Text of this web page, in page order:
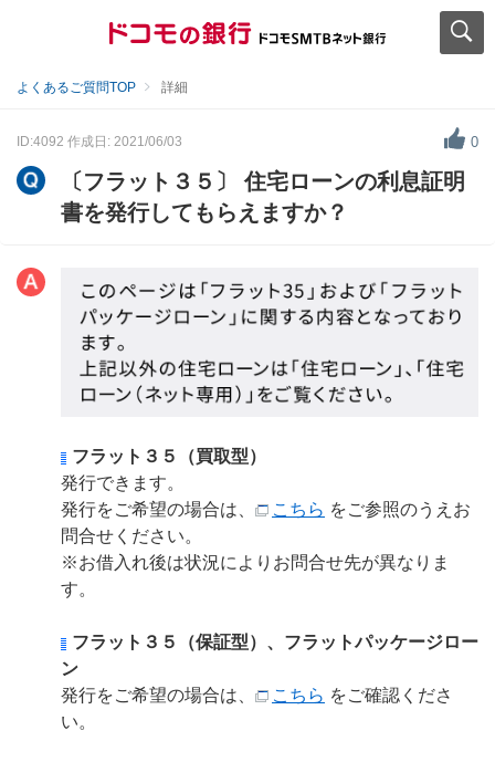
よくあるご質問TOP 詳細
ID:4092 作成日: 2021/06/03 0
〔フラット３５〕 住宅ローンの利息証明
書を発行してもらえますか？
フラット３５（買取型）
発行できます。
発行をご希望の場合は、
こちら をご参照のうえお
問合せください。
※お借入れ後は状況によりお問合せ先が異なりま
す。
フラット３５（保証型）、フラットパッケージロー
ン
発行をご希望の場合は、
こちら をご確認くださ
い。